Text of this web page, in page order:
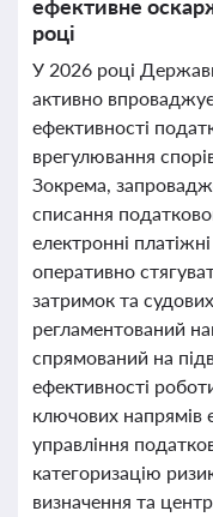
ефективне
році
У 2026 році
активно
ефективності
врегулювання
Зокрема,
списання
електронні
оперативно
затримок та
регламентований
спрямований на
ефективності
ключових напрямів
управління
категоризацію
визначення та